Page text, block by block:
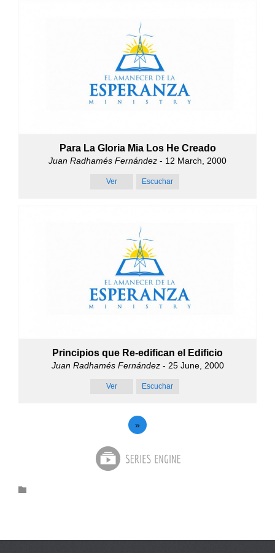
Para La Gloria Mia Los He Creado
Juan Radhamés Fernández - 12 March, 2000
Ver Escuchar
Principios que Re-edifican el Edificio
Juan Radhamés Fernández- 25 June, 2000
Ver Escuchar
»
